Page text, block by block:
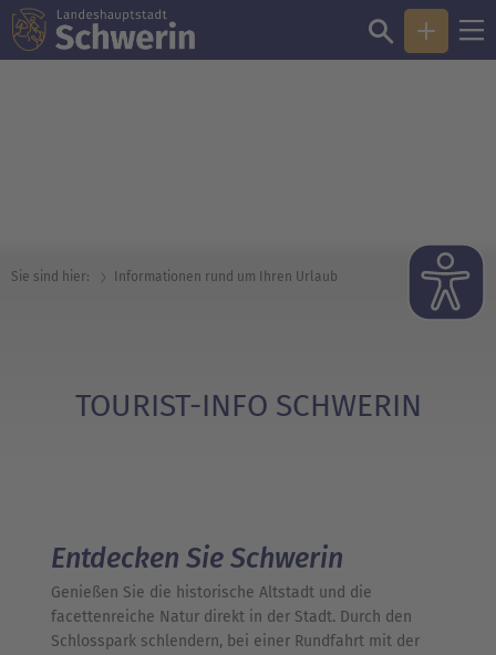
Sie sind hier: Informationen rund um Ihren Urlaub
TOURIST-INFO SCHWERIN
Entdecken Sie Schwerin
Genießen Sie die historische Altstadt und die
facettenreiche Natur direkt in der Stadt. Durch den
Schlosspark schlendern, bei einer Rundfahrt mit der